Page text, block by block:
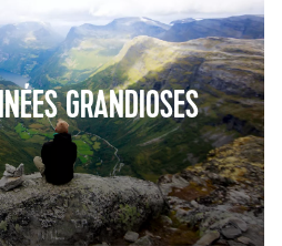
GRANDIOSES